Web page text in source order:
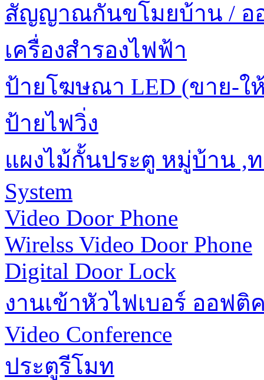
สัญญาณกันขโมยบ้าน / อ
เครื่องสำรองไฟฟ้า
ป้ายโฆษณา LED (ขาย-ใ
ป้ายไฟวิ่ง
แผงไม้กั้นประตู หมู่บ้าน ,ท
System
Video Door Phone
Wirelss Video Door Phone
Digital Door Lock
งานเข้าหัวไฟเบอร์ ออฟติ
Video Conference
ประตูรีโมท